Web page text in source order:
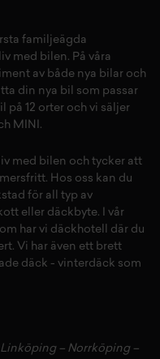
familjeägda
med bilen. På våra
av både nya bilar och
din nya bil som passar
på 12 orter och vi säljer
MINI.
med bilen och tycker att
Hos oss kan du
för all typ av
eller däckbyte. I vår
har vi däckhotell där du
Vi har även ett brett
däck - vinterdäck som
Linköping– Norrköping–